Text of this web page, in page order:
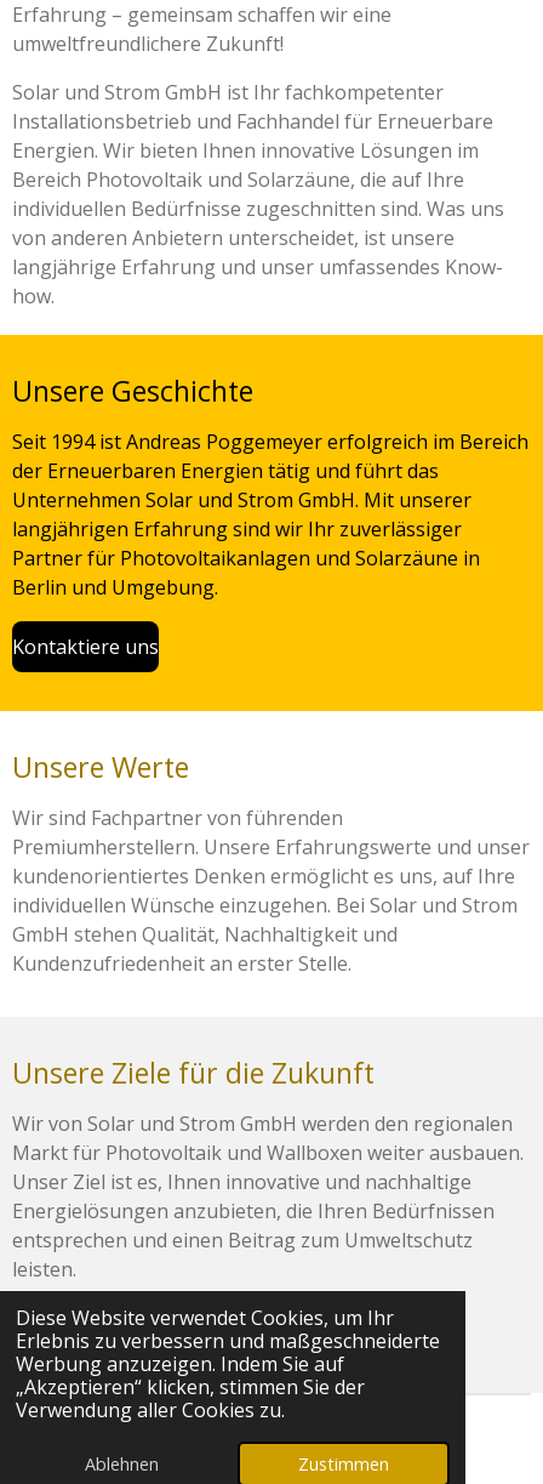
Diese Website verwendet Cookies, um Ihr
Erlebnis zu verbessern und maßgeschneiderte
Werbung anzuzeigen. Indem Sie auf
„Akzeptieren“ klicken, stimmen Sie der
Verwendung aller Cookies zu.
Ablehnen Zustimmen
Erfahrung – gemeinsam schaffen wir eine
umweltfreundlichere Zukunft!
Solar und Strom GmbH ist Ihr fachkompetenter
Installationsbetrieb und Fachhandel für Erneuerbare
Energien. Wir bieten Ihnen innovative Lösungen im
Bereich Photovoltaik und Solarzäune, die auf Ihre
individuellen Bedürfnisse zugeschnitten sind. Was uns
von anderen Anbietern unterscheidet, ist unsere
langjährige Erfahrung und unser umfassendes Know-
how.
Unsere Geschichte
Seit 1994 ist Andreas Poggemeyer erfolgreich im Bereich
der Erneuerbaren Energien tätig und führt das
Unternehmen Solar und Strom GmbH. Mit unserer
langjährigen Erfahrung sind wir Ihr zuverlässiger
Partner für Photovoltaikanlagen und Solarzäune in
Berlin und Umgebung.
Kontaktiere uns
Unsere Werte
Wir sind Fachpartner von führenden
Premiumherstellern. Unsere Erfahrungswerte und unser
kundenorientiertes Denken ermöglicht es uns, auf Ihre
individuellen Wünsche einzugehen. Bei Solar und Strom
GmbH stehen Qualität, Nachhaltigkeit und
Kundenzufriedenheit an erster Stelle.
Unsere Ziele für die Zukunft
Wir von Solar und Strom GmbH werden den regionalen
Markt für Photovoltaik und Wallboxen weiter ausbauen.
Unser Ziel ist es, Ihnen innovative und nachhaltige
Energielösungen anzubieten, die Ihren Bedürfnissen
entsprechen und einen Beitrag zum Umweltschutz
leisten.
Entdecke unsere produkte
Mit Unterstützung von